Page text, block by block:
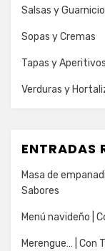
Salsas y
Sopas y Cremas
Tapas y Aperitivos
Verduras y
ENTRADAS
Masa de
Sabores
Menú navideño |
Merengue… | Con